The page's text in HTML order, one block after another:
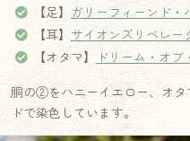
【足】
ガリーフィーンド・
【耳】サイオンズリベレー
【オタマ】
ドリーム・オ
胴の②をハニーイエロー、オタ
ドで染色しています。